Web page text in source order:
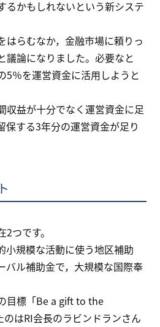
るかもしれないという新システ
らむなか，金融市場に頼りっ
議論になりました。必要なと
5％を運営資金に活用しようと
収益が十分でなく運営資金に足
保する3年分の運営資金が足り
つです。
小規模な活動に使う地区補助
バル補助金で，大規模な国際奉
目標「Be a gift to the
はRI会長のラビンドランさん